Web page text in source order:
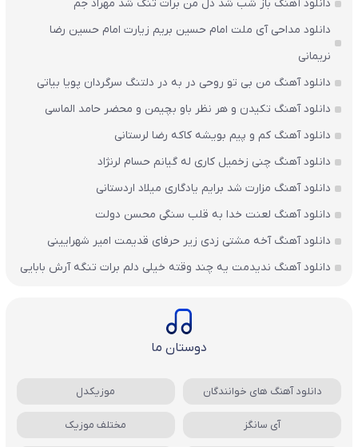
دانلود آهنگ باز شب شد دل من برات تنگ شد مهراد جم
دانلود مداحی آی ملت امام حسین بریم زیارت امام حسین رضا
نریمانی
دانلود آهنگ من بی تو روحی در به در دلتنگ سرگردان پویا بیاتی
دانلود آهنگ تکیدن و هر نظر باو بچیمن و محضر حامد الماسی
دانلود آهنگ کم و پیم بویشه کاکه رضا لرستانی
دانلود آهنگ چنی زخمیل کاری له گیانم حسام لرنژاد
دانلود آهنگ مزارت شد برایم یادگاری میلاد اردستانی
دانلود آهنگ لعنت خدا به قلب سنگی محسن دولت
دانلود آهنگ آخه مشتی زدی زیر حرفای قدیمت امیر شهرایینی
دانلود آهنگ ندیدمت یه چند وقته خیلی دلم برات تنگه آرش بابایی
دوستان ما
دانلود آهنگ های خوانندگان موزیکدل
آی سانگز مختلف موزیک